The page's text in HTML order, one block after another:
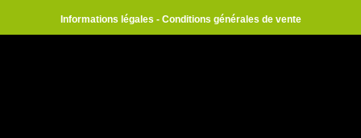
Informations légales - Conditions générales de vente